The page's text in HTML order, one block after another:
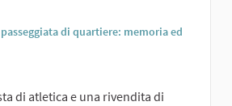
di quartiere: memoria ed
di atletica e una rivendita di